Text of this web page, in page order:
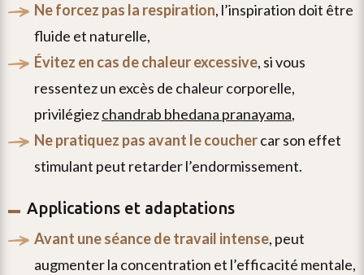
ne forcez pas la respiration, l’inspiration doit être
fluide et naturelle,
évitez en cas de chaleur excessive, si vous
ressentez un excès de chaleur corporelle,
privilégiezchandrab bhedana pranayama,
ne pratiquez pas avant le couchercar son effet
stimulant peut retarder l’endormissement.
Applications et adaptations
avant une séance de travail intense, peut
augmenter la concentration et l’efficacité mentale,